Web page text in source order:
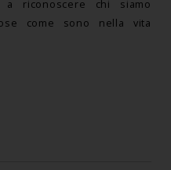
a riconoscere chi siamo
come sono nella vita